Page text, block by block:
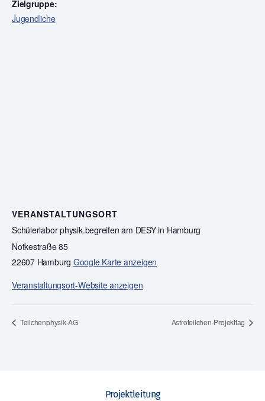
Zielgruppe:
Jugendliche
VERANSTALTUNGSORT
Schülerlabor physik.begreifen am DESY in Hamburg
Notkestraße 85
22607 Hamburg Google Karte anzeigen
Veranstaltungsort-Website anzeigen
Teilchenphysik-AG Astroteilchen-Projekttag
Projektleitung